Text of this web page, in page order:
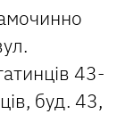
43-
буд. 43,